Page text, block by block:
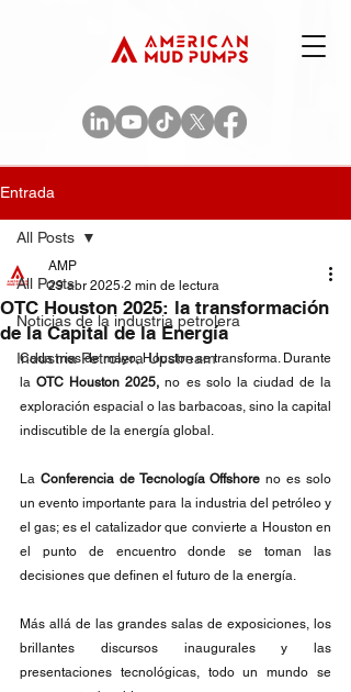
Entrada
All Posts
Noticias de la industria petrolera
Industria Petrolera Upstream
All Posts
OTC Houston 2025: la transformación
de la Capital de la Energía
AMP
29 abr 2025 2 min de lectura
Cada mes de mayo, Houston se transforma. Durante
la OTC Houston 2025, no es solo la ciudad de la
exploración espacial o las barbacoas, sino la capital
indiscutible de la energía global.
La Conferencia de Tecnología Offshore no es solo
un evento importante para la industria del petróleo y
el gas; es el catalizador que convierte a Houston en
el punto de encuentro donde se toman las
decisiones que definen el futuro de la energía.
Más allá de las grandes salas de exposiciones, los
brillantes discursos inaugurales y las
presentaciones tecnológicas, todo un mundo se